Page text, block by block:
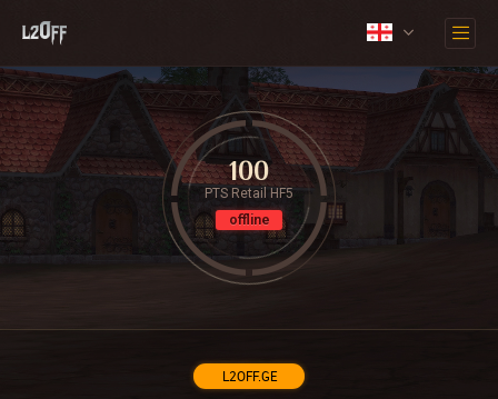
L2OFF.GE
100
PTS Retail HF5
offline